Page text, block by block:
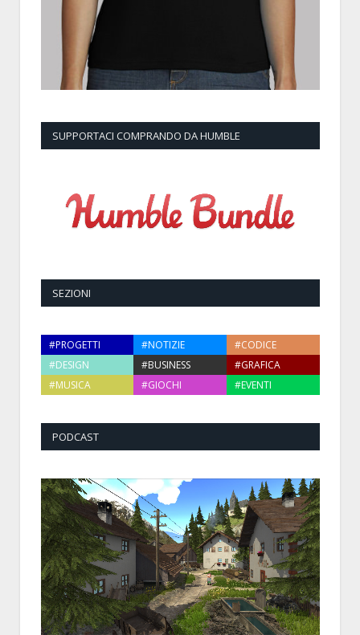
SUPPORTACI COMPRANDO DA HUMBLE
SEZIONI
#PROGETTI #NOTIZIE
#CODICE
#DESIGN
#BUSINESS
#GRAFICA
#MUSICA
#GIOCHI #EVENTI
PODCAST